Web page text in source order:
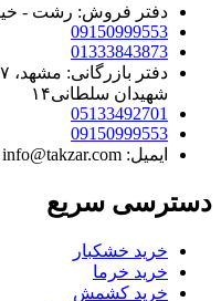
دفتر فروش: رشت -
09150999553
01333843873
شهیدان سلطانی۱۴
05133492701
09150999553
ایمیل: info@takzar.com
دسترسی سریع
خرید خشکبار
خرید خرما
خرید کشمش